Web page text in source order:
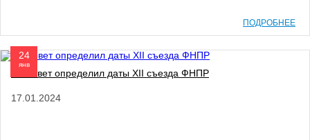
ПОДРОБНЕЕ
24
янв
Генсовет определил даты XII съезда ФНПР
17.01.2024